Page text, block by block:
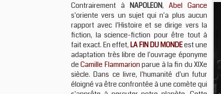
Contrairement à NAPOLEON, Abel Gance
s'oriente vers un sujet qui n'a plus aucun
rapport avec l'Histoire et se dirige vers la
fiction, la science-fiction pour être tout à
fait exact. En effet, LA FIN DU MONDEest une
adaptation très libre de l'ouvrage éponyme
deCamille Flammarion parue à la fin du XIXe
siècle. Dans ce livre, l'humanité d'un futur
éloigné va être confrontée à une comète qui